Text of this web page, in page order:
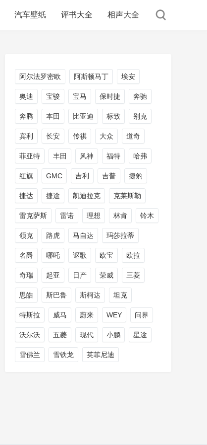
汽车壁纸 评书大全 相声大全
阿尔法罗密欧 阿斯顿马丁 埃安
奥迪 宝骏 宝马 保时捷 奔驰
奔腾 本田 比亚迪 标致 别克
宾利 长安 传祺 大众 道奇
菲亚特 丰田 风神 福特 哈弗
红旗 GMC 吉利 吉普 捷豹
捷达 捷途 凯迪拉克 克莱斯勒
雷克萨斯 雷诺 理想 林肯 铃木
领克 路虎 马自达 玛莎拉蒂
名爵 哪吒 讴歌 欧宝 欧拉
奇瑞 起亚 日产 荣威 三菱
思皓 斯巴鲁 斯柯达 坦克
特斯拉 威马 蔚来 WEY 问界
沃尔沃 五菱 现代 小鹏 星途
雪佛兰 雪铁龙 英菲尼迪